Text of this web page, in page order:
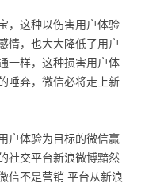
，这种以伤害用户体验
情，也大大降低了用户
一样，这种损害用户体
唾弃，微信必将走上新
户体验为目标的微信赢
社交平台新浪微博黯然
信不是营销 平台从新浪